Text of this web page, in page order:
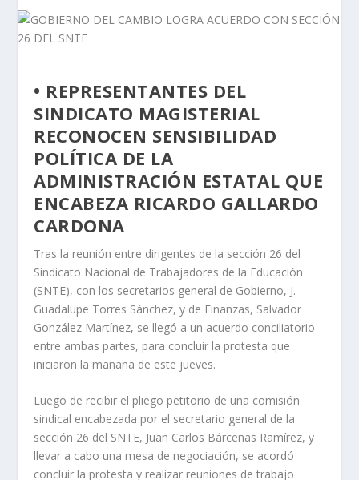
• REPRESENTANTES DEL
SINDICATO MAGISTERIAL
RECONOCEN SENSIBILIDAD
POLÍTICA DE LA
ADMINISTRACIÓN ESTATAL QUE
ENCABEZA RICARDO GALLARDO
CARDONA
Tras la reunión entre dirigentes de la sección 26 del
Sindicato Nacional de Trabajadores de la Educación
(SNTE), con los secretarios general de Gobierno, J.
Guadalupe Torres Sánchez, y de Finanzas, Salvador
González Martínez, se llegó a un acuerdo conciliatorio
entre ambas partes, para concluir la protesta que
iniciaron la mañana de este jueves.
Luego de recibir el pliego petitorio de una comisión
sindical encabezada por el secretario general de la
sección 26 del SNTE, Juan Carlos Bárcenas Ramírez, y
llevar a cabo una mesa de negociación, se acordó
concluir la protesta y realizar reuniones de trabajo